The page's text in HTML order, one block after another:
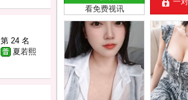
第 24 名
夏若熙
看免费视讯